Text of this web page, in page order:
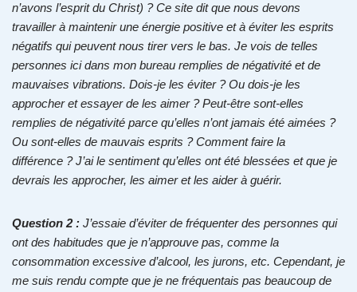
n’avons l’esprit du Christ) ? Ce site dit que nous devons
travailler à maintenir une énergie positive et à éviter les esprits
négatifs qui peuvent nous tirer vers le bas. Je vois de telles
personnes ici dans mon bureau remplies de négativité et de
mauvaises vibrations. Dois-je les éviter ? Ou dois-je les
approcher et essayer de les aimer ? Peut-être sont-elles
remplies de négativité parce qu’elles n’ont jamais été aimées ?
Ou sont-elles de mauvais esprits ? Comment faire la
différence ? J’ai le sentiment qu’elles ont été blessées et que je
devrais les approcher, les aimer et les aider à guérir.
Question 2 : J’essaie d’éviter de fréquenter des personnes qui
ont des habitudes que je n’approuve pas, comme la
consommation excessive d’alcool, les jurons, etc. Cependant, je
me suis rendu compte que je ne fréquentais pas beaucoup de